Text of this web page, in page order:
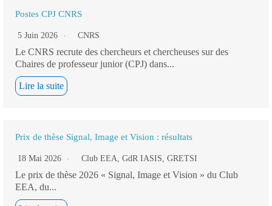
Postes CPJ CNRS
5 Juin 2026 CNRS
Le CNRS recrute des chercheurs et chercheuses sur des
Chaires de professeur junior (CPJ) dans...
Lire la suite
Prix de thèse Signal, Image et Vision : résultats
18 Mai 2026 Club EEA, GdR IASIS, GRETSI
Le prix de thèse 2026 « Signal, Image et Vision » du Club
EEA, du...